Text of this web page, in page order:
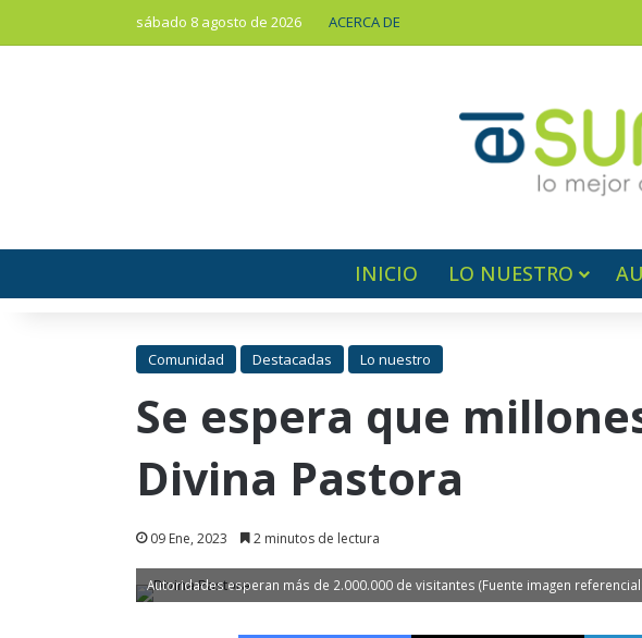
sábado 8 agosto de 2026 ACERCA DE
INICIO LO NUESTRO
Comunidad Destacadas Lo nuestro
Se espera que
Divina Pastora
09 Ene, 2023 2 minutos de lectura
Autoridades esperan más de 2.000.000 de visitantes (Fuente imagen
Facebook X